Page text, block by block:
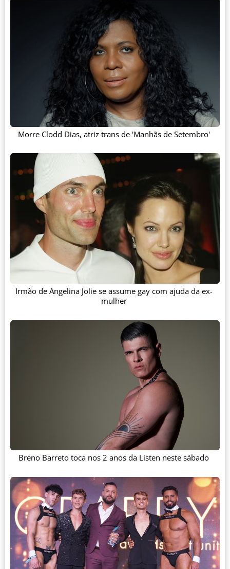
Morre Clodd Dias, atriz trans de 'Manhãs de Setembro'
Irmão de Angelina Jolie se assume gay com ajuda da ex-
mulher
Breno Barreto toca nos 2 anos da Listen neste sábado